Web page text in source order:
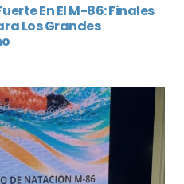
En El M-86: Finales
Los Grandes